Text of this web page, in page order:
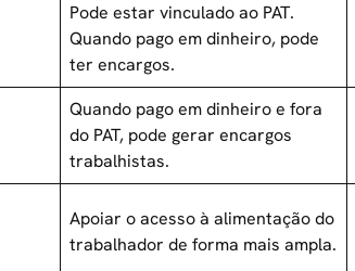
Pode estar vinculado ao PAT.
Quando pago em dinheiro, pode
ter encargos.
Quando pago em dinheiro e fora
do PAT, pode gerar encargos
trabalhistas.
Apoiar o acesso à alimentação do
trabalhador de forma mais ampla.